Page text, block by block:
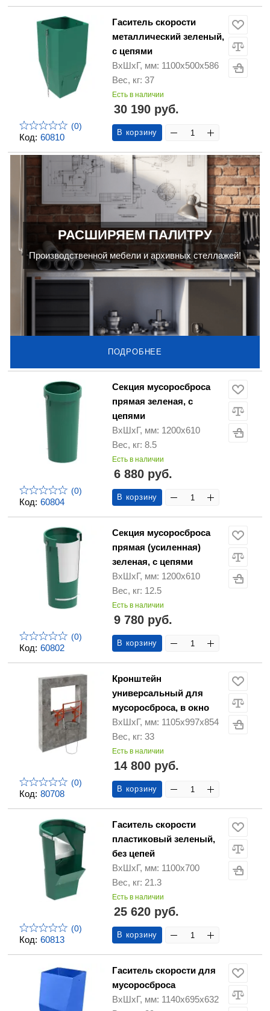
Код: 60810
(0)
Гаситель скорости
металлический зеленый,
с цепями
ВхШхГ, мм: 1100х500х586
Вес, кг: 37
Есть в наличии
30 190 руб.
В корзину
РАСШИРЯЕМ ПАЛИТРУ
Производственной мебели и архивных стеллажей!
ПОДРОБНЕЕ
Код: 60804
(0)
Секция мусоросброса
прямая зеленая, с
цепями
ВхШхГ, мм: 1200х610
Вес, кг: 8.5
Есть в наличии
6 880 руб.
В корзину
Код: 60802
(0)
Секция мусоросброса
прямая (усиленная)
зеленая, с цепями
ВхШхГ, мм: 1200х610
Вес, кг: 12.5
Есть в наличии
9 780 руб.
В корзину
Код: 80708
(0)
Кронштейн
универсальный для
мусоросброса, в окно
ВхШхГ, мм: 1105х997х854
Вес, кг: 33
Есть в наличии
14 800 руб.
В корзину
Код: 60813
(0)
Гаситель скорости
пластиковый зеленый,
без цепей
ВхШхГ, мм: 1100х700
Вес, кг: 21.3
Есть в наличии
25 620 руб.
В корзину
Гаситель скорости для
мусоросброса
ВхШхГ, мм: 1140х695х632